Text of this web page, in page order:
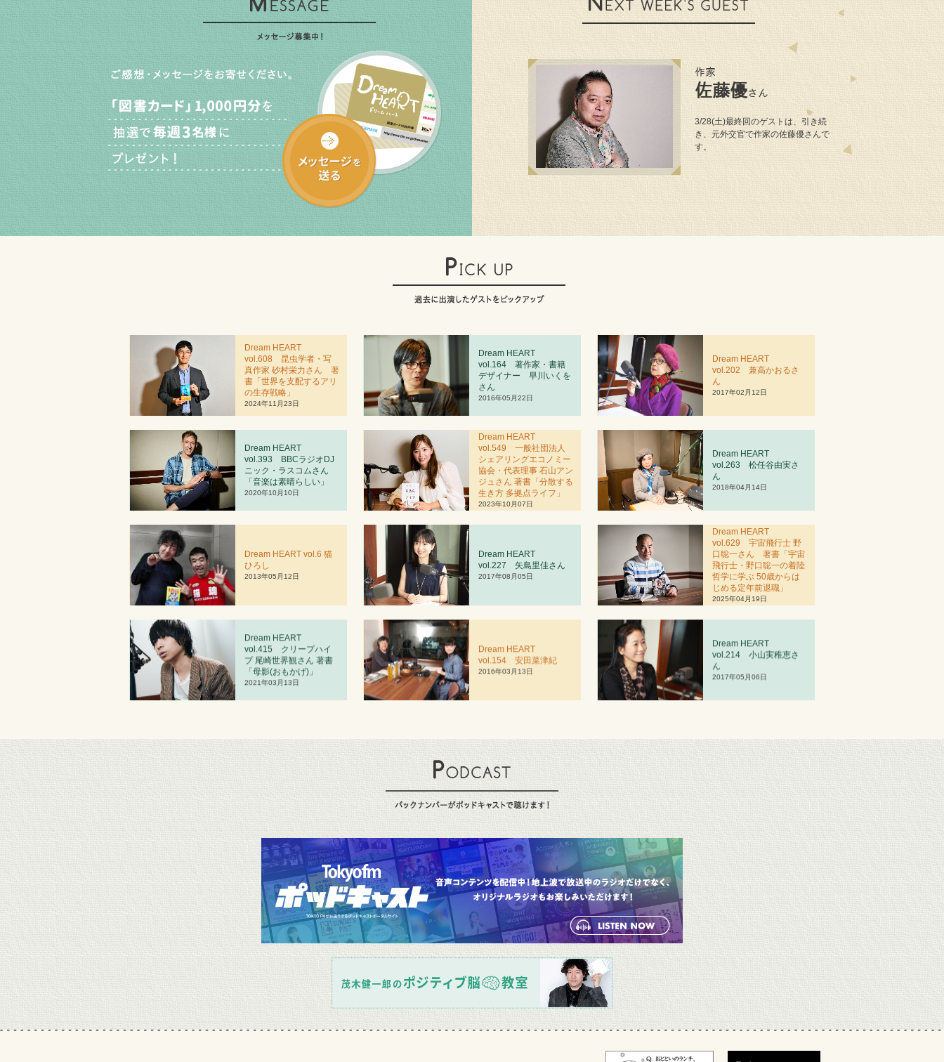
作家
佐藤優さん
3/28(土)最終回のゲストは、引き続
き、元外交官で作家の佐藤優さんで
す。
Dream HEART
vol.608 昆虫学者・写
真作家 砂村栄力さん 著
書「世界を支配するアリ
の生存戦略」
2024年11月23日
Dream HEART
vol. 1 64 著作家・書籍
デザイナー 早川いくを
さん
2016年05月22日
Dream HEART
vol.202 兼高かおるさ
ん
2017年02月12日
Dream HEART
vol.393 BBCラジオDJ
ニック・ラスコムさん
「音楽は素晴らしい」
2020年10月10日
Dream HEART
vol.549 一般社団法人
シェアリングエコノミー
協会・代表理事 石山アン
ジュさん 著書「分散する
生き方 多拠点ライフ」
2023年10月07日
Dream HEART
vol.263 松任谷由実さ
ん
2018年04月14日
Dream HEART vol.6 猫
ひろし
2013年05月12日
Dream HEART
vol.227 矢島里佳さん
2017年08月05日
Dream HEART
vol.629 宇宙飛行士 野
口聡一さん 著書「宇宙
飛行士・野口聡一の着陸
哲学に学ぶ 50歳からは
じめる定年前退職」
2025年04月19日
Dream HEART
vol.41 5 クリープハイ
プ 尾崎世界観さん 著書
「母影(おもかげ)」
2021年03月13日
Dream HEART
vol. 1 54 安田菜津紀
2016年03月13日
Dream HEART
vol.21 4 小山実稚恵さ
ん
2017年05月06日